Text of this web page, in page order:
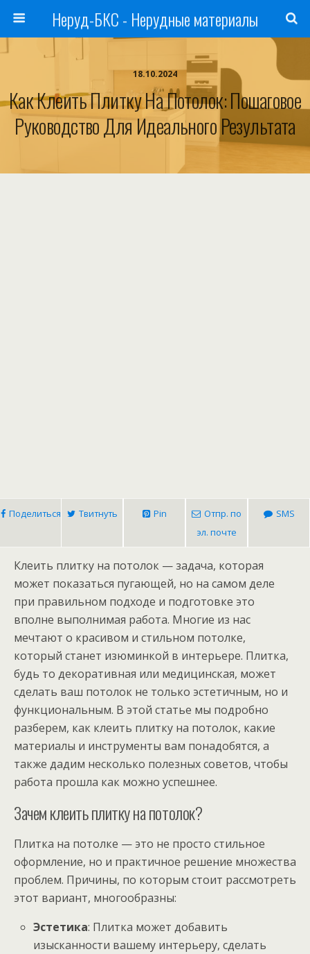
Неруд-БКС - Нерудные материалы
18.10.2024
Как Клеить Плитку На Потолок: Пошаговое
Руководство Для Идеального Результата
Поделиться Твитнуть Pin
Отпр. по
эл. почте
SMS
Клеить плитку на потолок — задача, которая
может показаться пугающей, но на самом деле
при правильном подходе и подготовке это
вполне выполнимая работа. Многие из нас
мечтают о красивом и стильном потолке,
который станет изюминкой в интерьере. Плитка,
будь то декоративная или медицинская, может
сделать ваш потолок не только эстетичным, но и
функциональным. В этой статье мы подробно
разберем, как клеить плитку на потолок, какие
материалы и инструменты вам понадобятся, а
также дадим несколько полезных советов, чтобы
работа прошла как можно успешнее.
Зачем клеить плитку на потолок?
Плитка на потолке — это не просто стильное
оформление, но и практичное решение множества
проблем. Причины, по которым стоит рассмотреть
этот вариант, многообразны:
Эстетика: Плитка может добавить
изысканности вашему интерьеру, сделать